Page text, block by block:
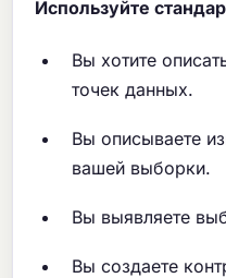
Используйте
Вы хотите
точек данных.
Вы описываете
вашей выборки.
Вы выявляете
Вы создаете